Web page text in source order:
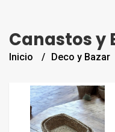
Canastos y
Inicio Deco y Bazar